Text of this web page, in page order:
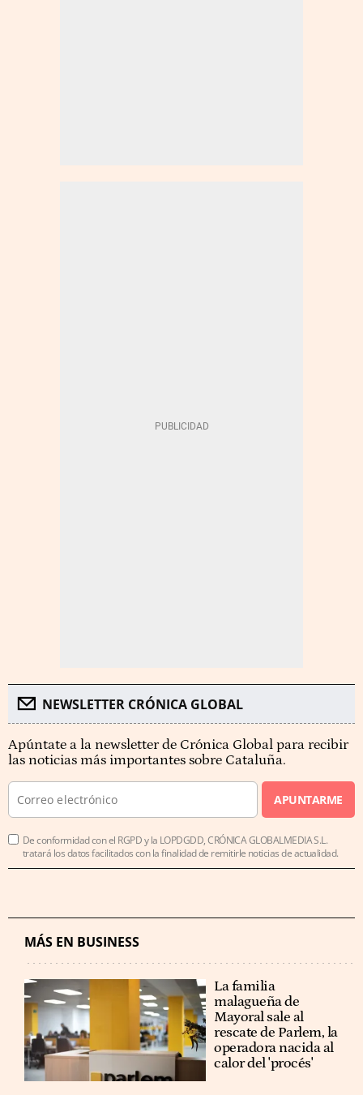
NEWSLETTER CRÓNICA GLOBAL
Apúntate a la newsletter de Crónica Global para recibir
las noticias más importantes sobre Cataluña.
APUNTARME
De conformidad con el RGPD y la LOPDGDD, CRÓNICA GLOBALMEDIA S.L.
tratará los datos facilitados con la finalidad de remitirle noticias de actualidad.
MÁS EN BUSINESS
La familia
malagueña de
Mayoral sale al
rescate de Parlem, la
operadora nacida al
calor del 'procés'